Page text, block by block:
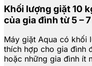
Khối lượng giặt 10
của gia đình từ 5 –
Máy giặt Aqua có khối
thích hợp cho gia đình
hoặc những gia đình ít